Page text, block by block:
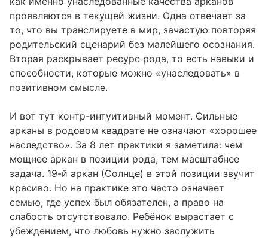
проявляются в текущей жизни. Одна отвечает за
то, что вы транслируете в мир, зачастую повторяя
родительский сценарий без малейшего осознания.
Вторая раскрывает ресурс рода, то есть навыки и
способности, которые можно «унаследовать» в
позитивном смысле.
И вот тут контр-интуитивный момент. Сильные
арканы в родовом квадрате не означают «хорошее
наследство». За 8 лет практики я заметила: чем
мощнее аркан в позиции рода, тем масштабнее
задача. 19-й аркан (Солнце) в этой позиции звучит
красиво. Но на практике это часто означает
семью, где успех был обязателен, а право на
слабость отсутствовало. Ребёнок вырастает с
убеждением, что любовь нужно заслужить